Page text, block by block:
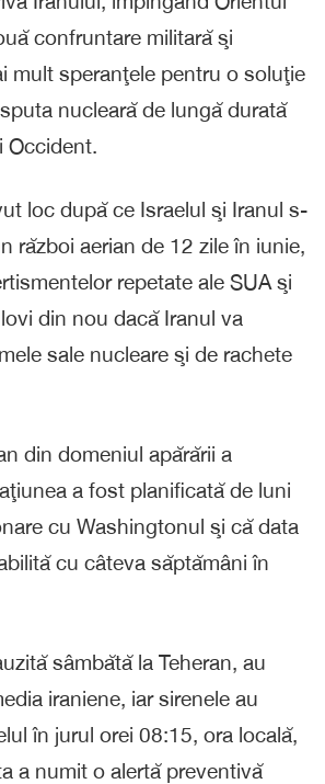
confruntare militară şi
mult speranţele pentru o soluţie
nucleară de lungă durată
Occident.
loc după ce Israelul şi Iranul s-
război aerian de 12 zile în iunie,
repetate ale SUA şi
din nou dacă Iranul va
sale nucleare şi de rachete
din domeniul apărării a
a fost planificată de luni
cu Washingtonul şi că data
cu câteva săptămâni în
sâmbătă la Teheran, au
iraniene, iar sirenele au
în jurul orei 08:15, ora locală,
a numit o alertă preventivă